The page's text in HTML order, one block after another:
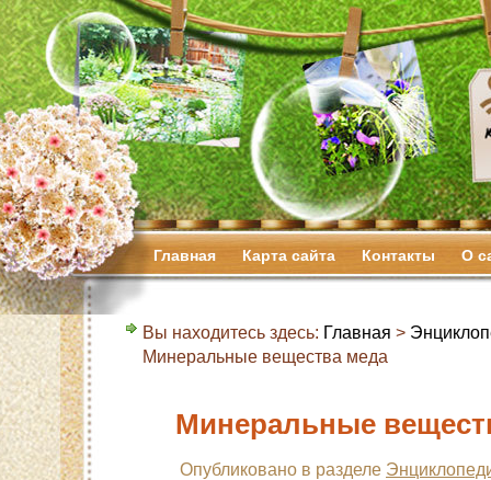
Главная Карта сайта Контакты О
Вы находитесь здесь: Главная >
Минеральные вещества меда
Минеральные
Опубликовано в разделе